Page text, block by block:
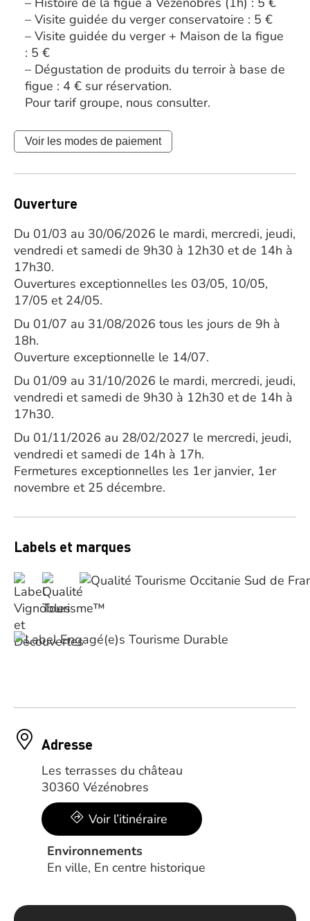
– Visite guidée du verger conservatoire : 5 €
– Visite guidée du verger + Maison de la figue
: 5 €
– Dégustation de produits du terroir à base de
figue : 4 € sur réservation.
Pour tarif groupe, nous consulter.
Voir les modes de paiement
Ouverture
Du 01/03 au 30/06/2026 le mardi, mercredi, jeudi,
vendredi et samedi de 9h30 à 12h30 et de 14h à
17h30.
Ouvertures exceptionnelles les 03/05, 10/05,
17/05 et 24/05.
Du 01/07 au 31/08/2026 tous les jours de 9h à
18h.
Ouverture exceptionnelle le 14/07.
Du 01/09 au 31/10/2026 le mardi, mercredi, jeudi,
vendredi et samedi de 9h30 à 12h30 et de 14h à
17h30.
Du 01/11/2026 au 28/02/2027 le mercredi, jeudi,
vendredi et samedi de 14h à 17h.
Fermetures exceptionnelles les 1er janvier, 1er
novembre et 25 décembre.
Labels et marques
Adresse
Les terrasses du château
30360 Vézénobres
Voir l’itinéraire
Environnements
En ville, En centre historique